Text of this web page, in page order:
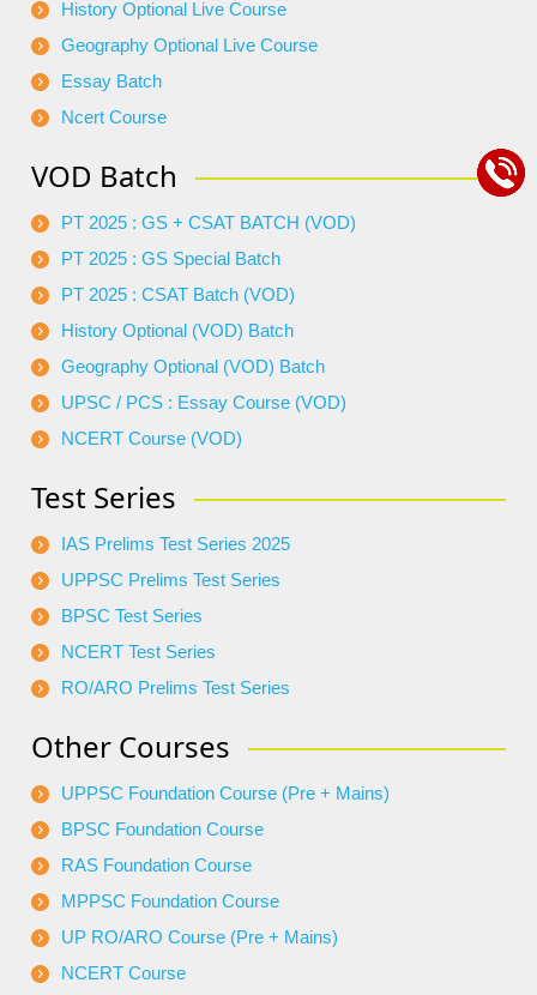
History Optional Live Course
Geography Optional Live Course
Essay Batch
Ncert Course
VOD Batch
PT 2025 : GS + CSAT BATCH (VOD)
PT 2025 : GS Special Batch
PT 2025 : CSAT Batch (VOD)
History Optional (VOD) Batch
Geography Optional (VOD) Batch
UPSC / PCS : Essay Course (VOD)
NCERT Course (VOD)
Test Series
IAS Prelims Test Series 2025
UPPSC Prelims Test Series
BPSC Test Series
NCERT Test Series
RO/ARO Prelims Test Series
Other Courses
UPPSC Foundation Course (Pre + Mains)
BPSC Foundation Course
RAS Foundation Course
MPPSC Foundation Course
UP RO/ARO Course (Pre + Mains)
NCERT Course